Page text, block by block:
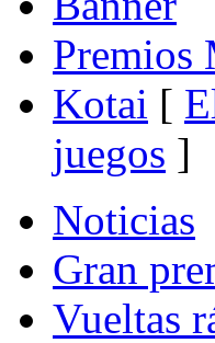
Premios
Kotai [
juegos ]
Noticias
Gran
Vueltas